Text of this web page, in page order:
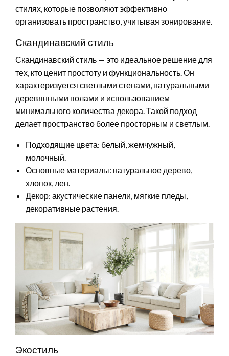
стилях, которые позволяют эффективно
организовать пространство, учитывая зонирование.
Скандинавский стиль
Скандинавский стиль — это идеальное решение для
тех, кто ценит простоту и функциональность. Он
характеризуется светлыми стенами, натуральными
деревянными полами и использованием
минимального количества декора. Такой подход
делает пространство более просторным и светлым.
Подходящие цвета: белый, жемчужный,
молочный.
Основные материалы: натуральное дерево,
хлопок, лен.
Декор: акустические панели, мягкие пледы,
декоративные растения.
Экостиль